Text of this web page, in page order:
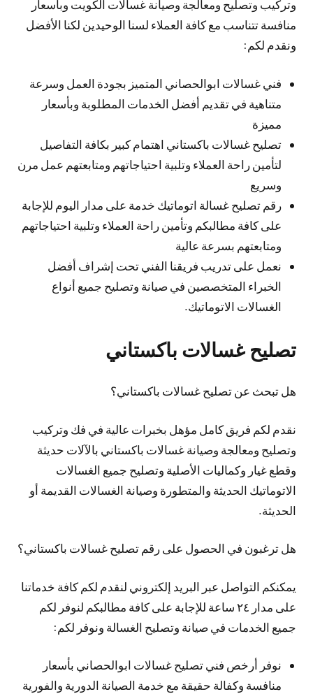
وتركيب وتصليح ومعالجة وصيانة غسالات الكويت وبأسعار
منافسة تتناسب مع كافة العملاء لسنا الوحيدين لكنا الأفضل
ونقدم لكم:
فني غسالات ابوالحصاني المتميز بجودة العمل وسرعة
متناهية في تقديم أفضل الخدمات المطلوبة وبأسعار
مميزة
تصليح غسالات باكستاني اهتمام كبير بكافة التفاصيل
لتأمين راحة العملاء وتلبية احتياجاتهم ومتابعتهم عمل مرن
وسريع
رقم تصليح غسالة اتوماتيك خدمة على مدار اليوم للإجابة
على كافة مطالبكم وتأمين راحة العملاء وتلبية احتياجاتهم
ومتابعتهم بسرعة عالية
نعمل على تدريب فريقنا الفني تحت إشراف أفضل
الخبراء المتخصصين في صيانة وتصليح جميع أنواع
الغسالات الاتوماتيك.
تصليح غسالات باكستاني
هل تبحث عن تصليح غسالات باكستاني؟
نقدم لكم فريق كامل مؤهل بخبرات عالية في فك وتركيب
وتصليح ومعالجة وصيانة غسالات باكستاني بالآلات حديثة
وقطع غيار وكماليات الأصلية وتصليح جميع الغسالات
الاتوماتيك الحديثة والمتطورة وصيانة الغسالات القديمة أو
الحديثة.
هل ترغبون في الحصول على رقم تصليح غسالات باكستاني؟
يمكنكم التواصل عبر البريد إلكتروني لنقدم لكم كافة خدماتنا
على مدار ٢٤ ساعة للإجابة على كافة مطالبكم لنوفر لكم
جميع الخدمات في صيانة وتصليح الغسالة ونوفر لكم:
نوفر أرخص فني تصليح غسالات ابوالحصاني بأسعار
منافسة وكفالة حقيقة مع خدمة الصيانة الدورية والفورية